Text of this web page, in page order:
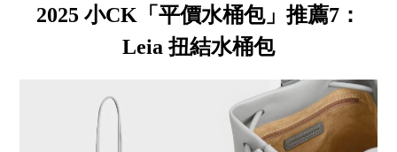
2025 小CK「平價水桶包」推薦7：
Leia 扭結水桶包